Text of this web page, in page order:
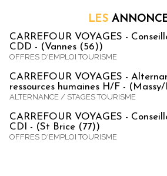
LES
CARREFOUR VOYAGES -
CDD - (Vannes (56))
OFFRES D'EMPLOI TOURISME
CARREFOUR VOYAGES -
ressources humaines H/F -
ALTERNANCE / STAGES TOURISME
CARREFOUR VOYAGES -
CDI - (St Brice (77))
OFFRES D'EMPLOI TOURISME